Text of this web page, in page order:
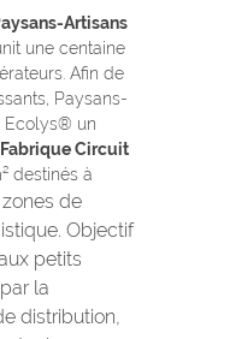
Artisans
une centaine
Afin de
Paysans-
Ecolys® un
Fabrique Circuit
destinés à
de
Objectif
petits
la
distribution,